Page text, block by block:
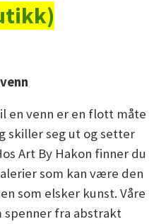
DAGBOK
en venn er en flott måte
skiller seg ut og setter
Art By Hakon finner du
som kan være den
som elsker kunst. Våre
spenner fra abstrakt